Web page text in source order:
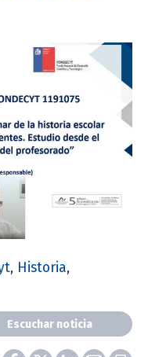
, Historia,
Escuchar noticia